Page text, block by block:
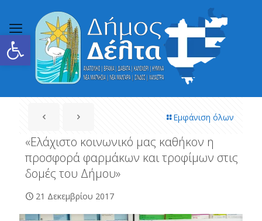
Ανοίξτε τη γραμμή εργαλείων
Εμφάνιση όλων
«Ελάχιστο κοινωνικό μας καθήκον η
προσφορά φαρμάκων και τροφίμων στις
δομές του Δήμου»
21 Δεκεμβρίου 2017